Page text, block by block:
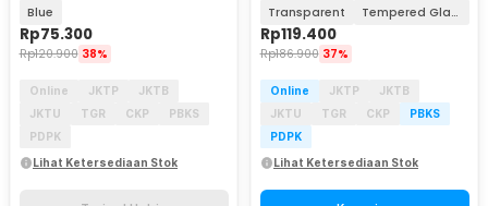
Blue
Rp75.300
Rp120.900 38%
Online JKTP
JKTB
JKTU
TGR CKP
PBKS
PDPK
Lihat Ketersediaan Stok
Transparent Tempered Glass
Rp119.400
Rp186.900 37%
Online JKTP
JKTB
JKTU
TGR CKP
PBKS
PDPK
Lihat Ketersediaan Stok